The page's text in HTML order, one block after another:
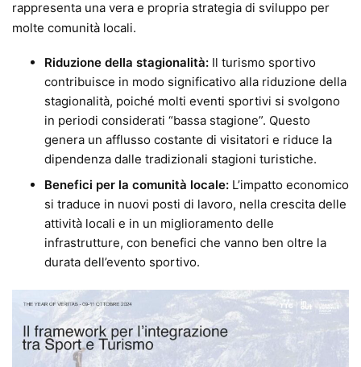
rappresenta una vera e propria strategia di sviluppo per
molte comunità locali.
Riduzione della stagionalità: Il turismo sportivo
contribuisce in modo significativo alla riduzione della
stagionalità, poiché molti eventi sportivi si svolgono
in periodi considerati “bassa stagione”. Questo
genera un afflusso costante di visitatori e riduce la
dipendenza dalle tradizionali stagioni turistiche.
Benefici per la comunità locale: L’impatto economico
si traduce in nuovi posti di lavoro, nella crescita delle
attività locali e in un miglioramento delle
infrastrutture, con benefici che vanno ben oltre la
durata dell’evento sportivo.